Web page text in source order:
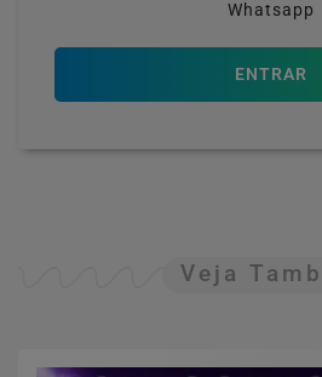
Whatsapp
ENTRAR
Veja